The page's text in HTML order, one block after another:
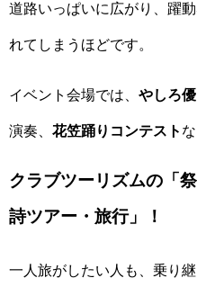
道路いっぱいに広がり、躍
れてしまうほどです。
イベント会場では、 やしろ優
演奏、 花笠踊りコンテスト
クラブツーリズムの「
詩ツアー・旅行」！
一人旅がしたい人も、乗り